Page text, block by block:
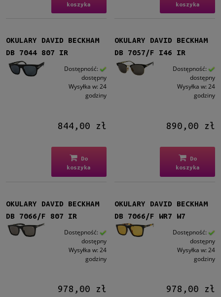
koszyka
koszyka
OKULARY DAVID BECKHAM
DB 7044 807 IR
Dostępność:
dostępny
Wysyłka w: 24
godziny
844,00 zł
Do
koszyka
OKULARY DAVID BECKHAM
DB 7057/F I46 IR
Dostępność:
dostępny
Wysyłka w: 24
godziny
890,00 zł
Do
koszyka
OKULARY DAVID BECKHAM
DB 7066/F 807 IR
Dostępność:
dostępny
Wysyłka w: 24
godziny
978,00 zł
OKULARY DAVID BECKHAM
DB 7066/F WR7 W7
Dostępność:
dostępny
Wysyłka w: 24
godziny
978,00 zł